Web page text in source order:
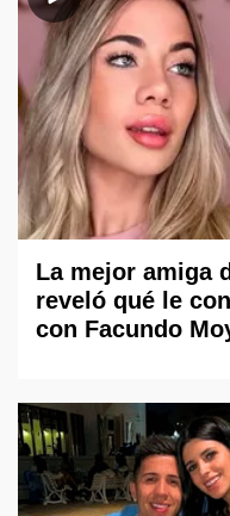
La mejor amiga
reveló qué le
con Facundo